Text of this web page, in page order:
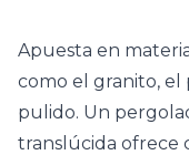
Apuesta en
como el granito, el
pulido. Un
translúcida ofrece